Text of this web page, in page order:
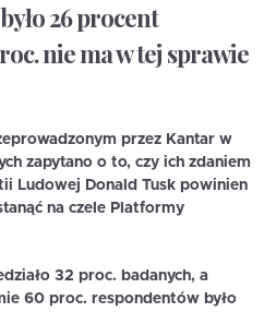
26 procent
nie ma w tej sprawie
przez Kantar w
zapytano o to, czy ich zdaniem
Ludowej Donald Tusk powinien
na czele Platformy
32 proc. badanych, a
60 proc. respondentów było